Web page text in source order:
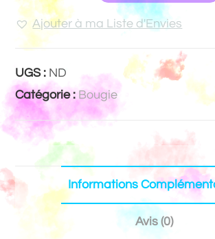
Ajouter à ma Liste d'Envies
UGS : ND
Catégorie : Bougie
Informations
Avis (0)